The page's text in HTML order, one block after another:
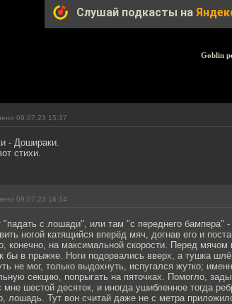
Слушай подкасты на
Goblin
09.07.23 15:37
- Дошираки.
стихи.
09.07.23 16:14
"падать с лошади", или там "с переднего бампера"
ногой катящийся вперёд мяч, догнав его и
конечно, на максимальной скорости. Перед
бы в прыжке. Ноги подорвались вверх, а тушка
не мог, только выдохнуть, испугался жутко;
секцию, попрыгать на пяточках. Помогло,
мне шестой десяток, и иногда ушибленное тогда
лошадь. Тут вон считай даже не с метра